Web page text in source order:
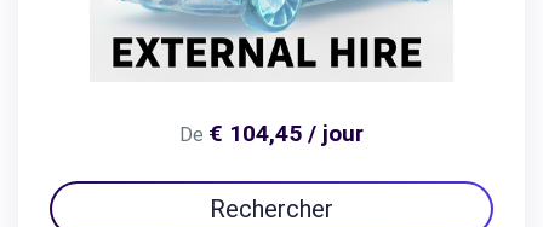
De € 104,45 / jour
Rechercher